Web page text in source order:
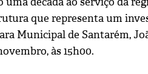
que representa um
Municipal de Santarém,
às 15h00.